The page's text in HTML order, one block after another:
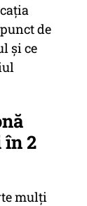
de
și ce
în 2
mulți